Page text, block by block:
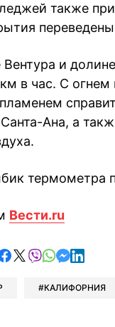
также
Вентура и
в час. С
Ана, а
Вести.ru
в Telegram
поделиться в
поделиться в X
отправить в
отправить
КАЛИФОРНИЯ